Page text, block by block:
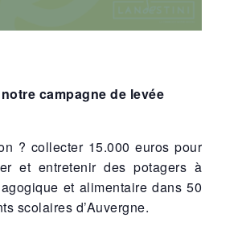
campagne de levée
? collecter 15.000 euros pour
et entretenir des potagers à
et alimentaire dans 50
scolaires d’Auvergne.